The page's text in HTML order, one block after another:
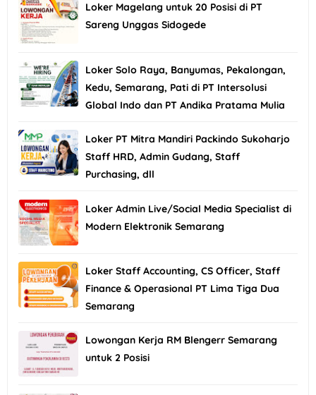
Loker Magelang untuk 20 Posisi di PT
Sareng Unggas Sidogede
Loker Solo Raya, Banyumas, Pekalongan,
Kedu, Semarang, Pati di PT Intersolusi
Global Indo dan PT Andika Pratama Mulia
Loker PT Mitra Mandiri Packindo Sukoharjo
Staff HRD, Admin Gudang, Staff
Purchasing, dll
Loker Admin Live/Social Media Specialist di
Modern Elektronik Semarang
Loker Staff Accounting, CS Officer, Staff
Finance & Operasional PT Lima Tiga Dua
Semarang
Lowongan Kerja RM Blengerr Semarang
untuk 2 Posisi